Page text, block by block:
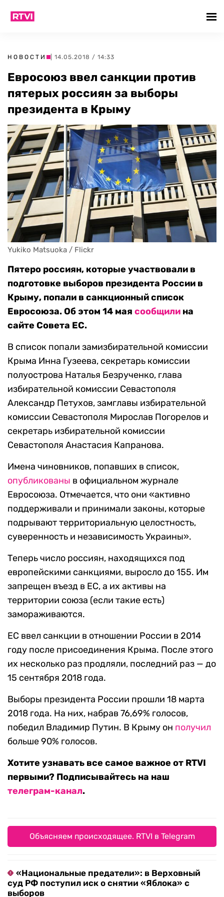
НОВОСТИ | 14.05.2018 / 14:33
Евросоюз ввел санкции против
пятерых россиян за выборы
президента в Крыму
Yukiko Matsuoka / Flickr
Пятеро россиян, которые участвовали в
подготовке выборов президента России в
Крыму, попали в санкционный список
Евросоюза. Об этом 14 мая сообщили на
сайте Совета ЕС.
В список попали замизбирательной комиссии
Крыма Инна Гузеева, секретарь комиссии
полуострова Наталья Безрученко, глава
избирательной комиссии Севастополя
Александр Петухов, замглавы избирательной
комиссии Севастополя Мирослав Погорелов и
секретарь избирательной комиссии
Севастополя Анастасия Капранова.
Имена чиновников, попавших в список,
опубликованы в официальном журнале
Евросоюза. Отмечается, что они «активно
поддерживали и принимали законы, которые
подрывают территориальную целостность,
суверенность и независимость Украины».
Теперь число россиян, находящихся под
европейскими санкциями, выросло до 155. Им
запрещен въезд в ЕС, а их активы на
территории союза (если такие есть)
замораживаются.
ЕС ввел санкции в отношении России в 2014
году после присоединения Крыма. После этого
их несколько раз продляли, последний раз — до
15 сентября 2018 года.
Выборы президента России прошли 18 марта
2018 года. На них, набрав 76,69% голосов,
победил Владимир Путин. В Крыму он получил
больше 90% голосов.
Хотите узнавать все самое важное от RTVI
первыми? Подписывайтесь на наш
телеграм-канал.
Объясняем происходящее. RTVI в Telegram
«Национальные предатели»: в Верховный
суд РФ поступил иск о снятии «Яблока» с
выборов